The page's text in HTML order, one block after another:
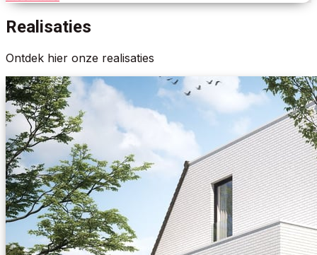
Realisaties
Ontdek hier onze realisaties